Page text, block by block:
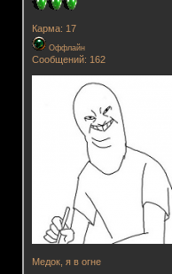
Карма: 17
Оффлайн
Сообщений: 162
Медок, я в огне